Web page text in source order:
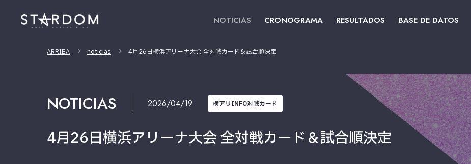
NOTICIAS CRONOGRAMA RESULTADOS BASE DE DATOS
ARRIBA noticias 4月26日横浜アリーナ大会 全対戦カード＆試合順決定
NOTICIAS 2026/04/19 横アリINFO対戦カード
4月26日横浜アリーナ大会 全対戦カード＆試合順決定